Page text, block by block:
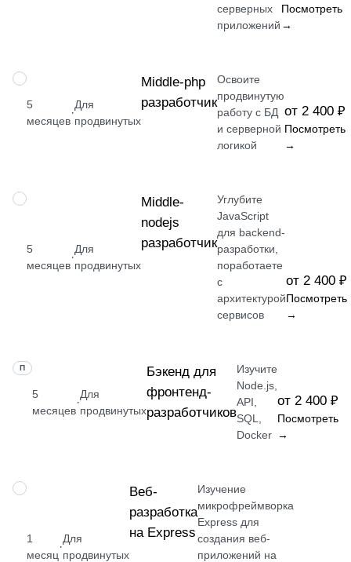
серверных
приложений
Посмотреть
→
ПРОФЕССИЯ
5
месяцев
·
Для
продвинутых
Middle-php
разработчик
Освоите
продвинутую
работу с БД
и серверной
логикой
от 2 400 ₽
Посмотреть
→
ПРОФЕССИЯ
5
месяцев
·
Для
продвинутых
Middle-
nodejs
разработчик
Углубите
JavaScript
для backend-
разработки,
поработаете
с
архитектурой
сервисов
от 2 400 ₽
Посмотреть
→
ПРОФЕССИЯ
5
месяцев
·
Для
продвинутых
Бэкенд для
фронтенд-
разработчиков
Изучите
Node.js,
API,
SQL,
Docker
от 2 400 ₽
Посмотреть
→
НАВЫК
1
месяц
·
Для
продвинутых
Веб-
разработка
на Express
Изучение
микрофреймворка
Express для
создания веб-
приложений на